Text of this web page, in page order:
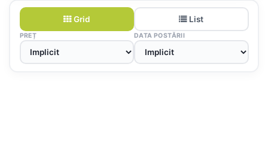
Grid List
PREȚ DATA POSTĂRII